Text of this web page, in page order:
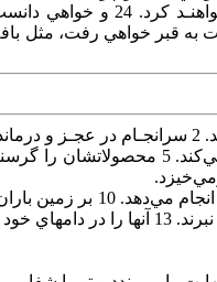
خواهي‌ خنديد، و از وحوش‌ زمين‌ بيم‌ نخواهي‌
برمي‌گردند، ظاهراً كامياب‌ هستند، ولي‌ بلاي‌ ناگهاني‌ بر آنها
فروتنـان‌ را سرافراز مي‌گرداند و رنجديدگان‌ را شادي‌ مي‌بخشد.